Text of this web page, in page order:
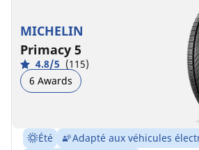
MICHELIN
Primacy 5
4.8/5 (115)
6 Awards
Été Adapté aux véhicules